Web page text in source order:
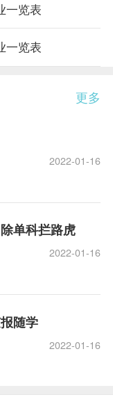
一览表
一览表
更多
2022-01-16
单科拦路虎
2022-01-16
随学
2022-01-16